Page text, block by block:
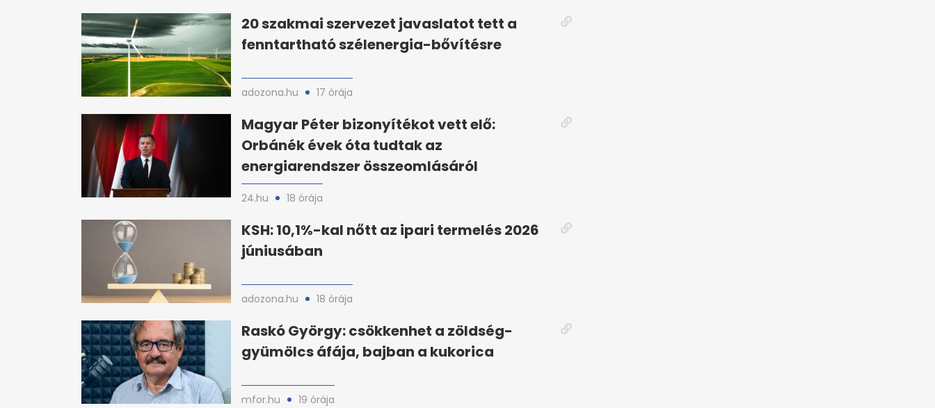
20 szakmai szervezet javaslatot tett a
fenntartható szélenergia-bővítésre
adozona.hu 17 órája
Magyar Péter bizonyítékot vett elő:
Orbánék évek óta tudtak az
energiarendszer összeomlásáról
24.hu 18 órája
KSH: 10,1%-kal nőtt az ipari termelés 2026
júniusában
adozona.hu 18 órája
Raskó György: csökkenhet a zöldség-
gyümölcs áfája, bajban a kukorica
mfor.hu 19 órája